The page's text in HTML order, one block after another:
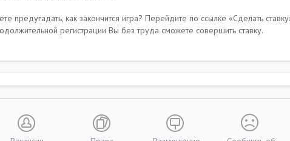
предугадать, как закончится игра? Перейдите по ссылке «Сделать
регистрации Вы без труда сможете совершить ставку.